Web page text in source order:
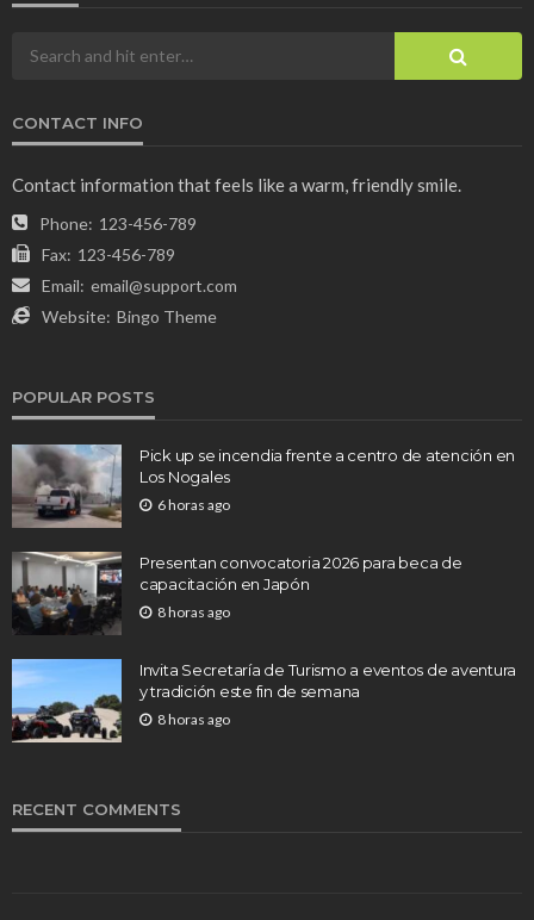
CONTACT INFO
Contact information that feels like a warm, friendly smile.
Phone: 123-456-789
Fax: 123-456-789
Email: email@support.com
Website: Bingo Theme
POPULAR POSTS
Pick up se incendia frente a centro de atención en
Los Nogales
6 horas ago
Presentan convocatoria 2026 para beca de
capacitación en Japón
8 horas ago
Invita Secretaría de Turismo a eventos de aventura
y tradición este fin de semana
8 horas ago
RECENT COMMENTS